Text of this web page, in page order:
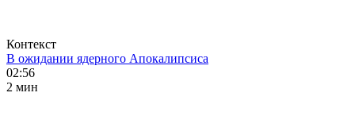
Контекст
В ожидании ядерного Апокалипсиса
02:56
2 мин